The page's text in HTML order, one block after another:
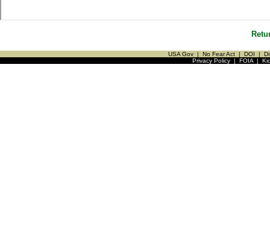
USA Gov | No Fear Act | DOI |
Privacy Policy| FOIA|